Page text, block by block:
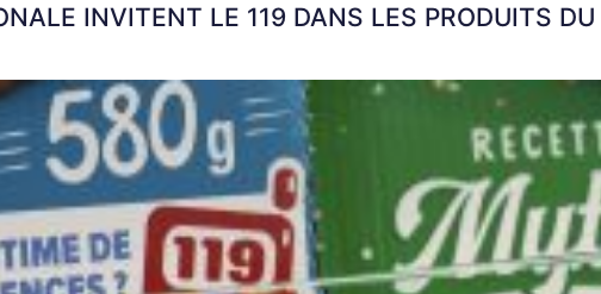
INVITENT LE 119 DANS LES PRODUITS DU